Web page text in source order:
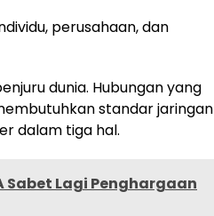
perusahaan, dan
dunia. Hubungan yang
standar jaringan
dalam tiga hal.
Lagi Penghargaan